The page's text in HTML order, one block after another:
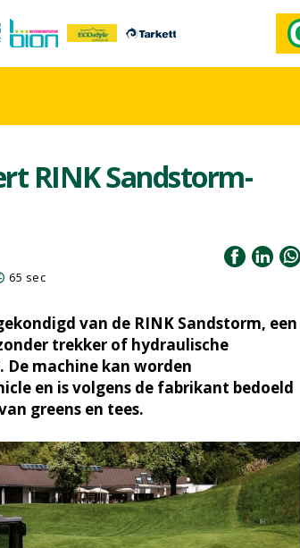
RINK Sandstorm-
65 sec
van de RINK Sandstorm, een
trekker of hydraulische
machine kan worden
en is volgens de fabrikant bedoeld
greens en tees.